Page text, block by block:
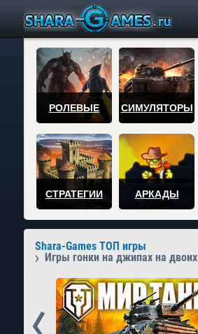
РОЛЕВЫЕ СИМУЛЯТОРЫ
СТРАТЕГИИ АРКАДЫ
Shara-Games ТОП игры
Игры гонки на джипах на двоих
Prev